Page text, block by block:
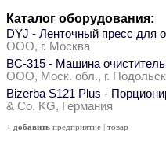
Каталог оборудования:
DYJ - Ленточный пресс для
ООО, г. Москва
ВС-315 - Машина
ООО, Моск. обл., г. Подольск
Bizerba S121 Plus -
& Co. KG, Германия
+ добавить предприятие | товар